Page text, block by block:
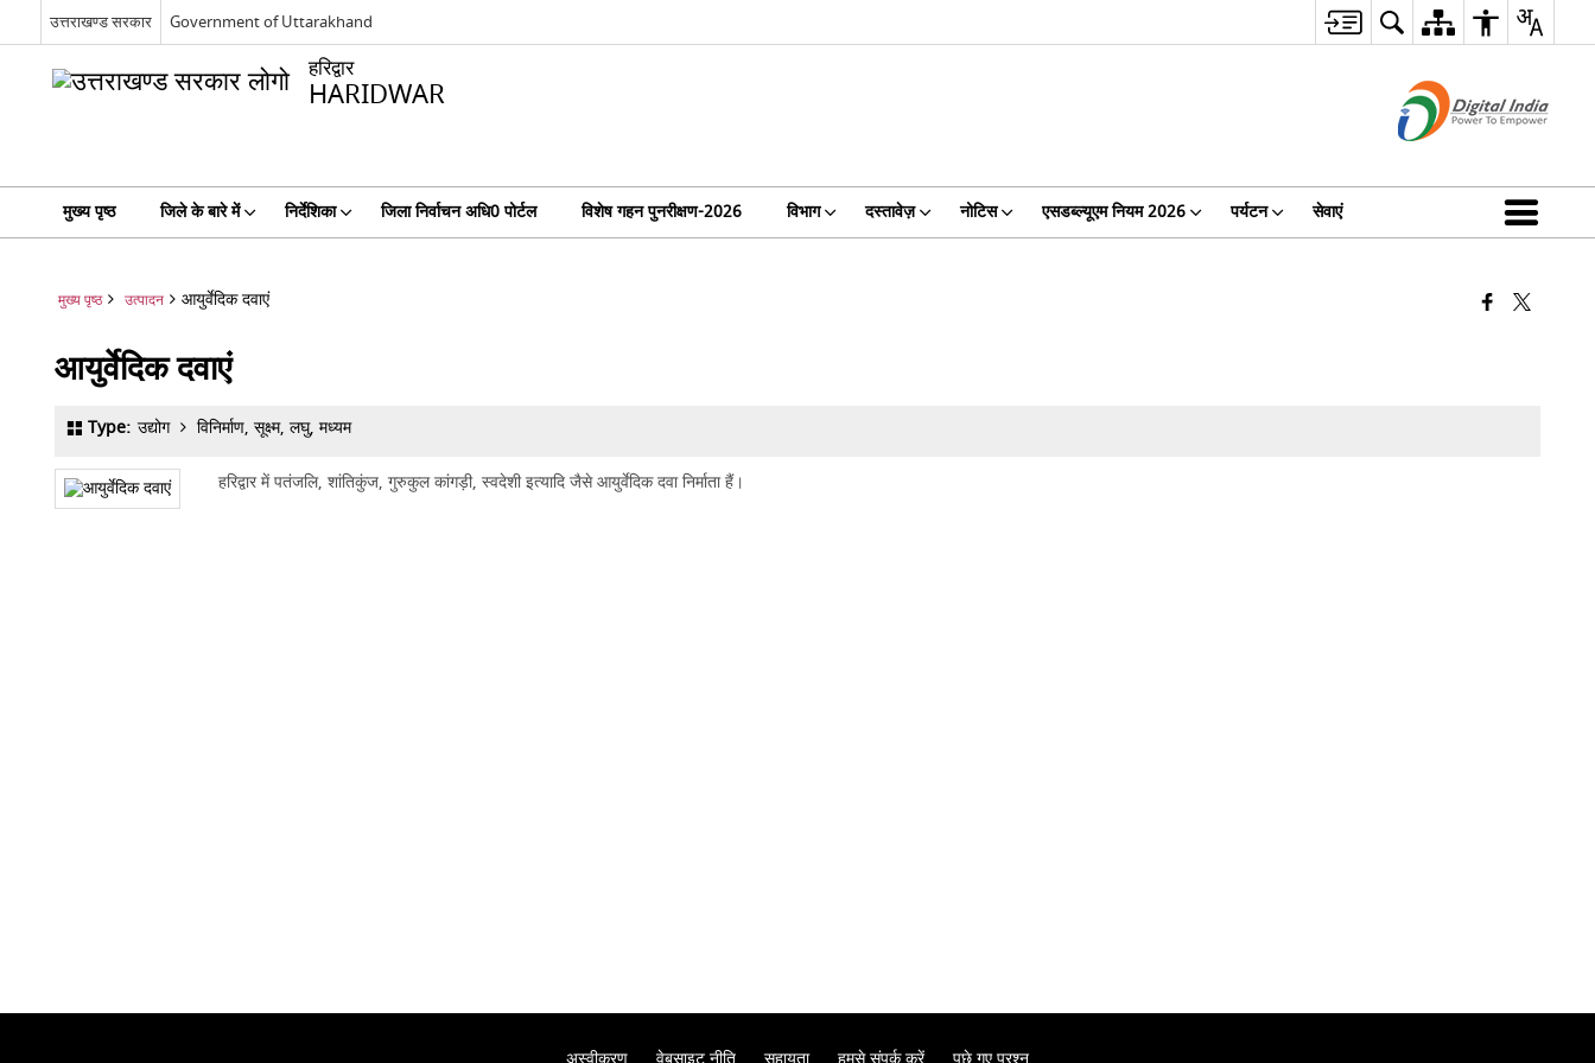
उत्तराखण्ड सरकार Government of Uttarakhand
हरिद्वार
HARIDWAR
मुख्य पृष्ठ जिले के बारे में निर्देशिका जिला निर्वाचन अधि0 पोर्टल विशेष गहन पुनरीक्षण-2026 विभाग दस्तावेज़ नोटिस एसडब्ल्यूएम नियम 2026 पर्यटन सेवाएं
मुख्य पृष्ठ उत्पादन आयुर्वेदिक दवाएं
आयुर्वेदिक दवाएं
Type:उद्योग विनिर्माण, सूक्ष्म, लघु, मध्यम
हरिद्वार में पतंजलि, शांतिकुंज, गुरुकुल कांगड़ी, स्वदेशी इत्यादि जैसे आयुर्वेदिक दवा निर्माता हैं।